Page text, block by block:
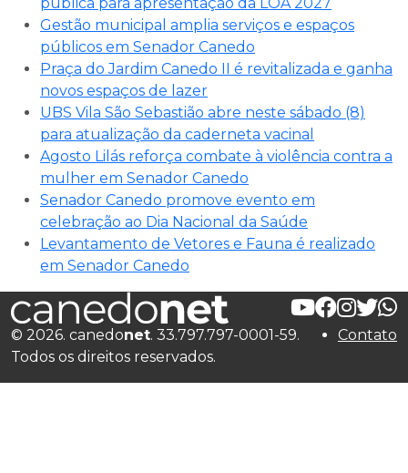
Gestão municipal amplia serviços e espaços
públicos em Senador Canedo
Praça do Jardim Canedo II é revitalizada e ganha
novos espaços de lazer
UBS Vila São Sebastião abre neste sábado (8)
para atualização da caderneta vacinal
Agosto Lilás reforça combate à violência contra a
mulher em Senador Canedo
Senador Canedo promove evento em
celebração ao Dia Nacional da Saúde
Levantamento de Vetores e Fauna é realizado
em Senador Canedo
© 2026. canedonet. 33.797.797-0001-59.
Todos os direitos reservados.
Contato